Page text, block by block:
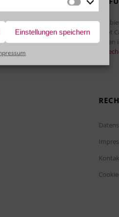
Marketing
Einstellungen speichern
Wir
Boot
Ihnen